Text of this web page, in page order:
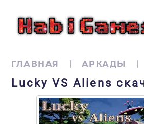
ГЛАВНАЯ АРКАДЫ
Lucky VS Aliens